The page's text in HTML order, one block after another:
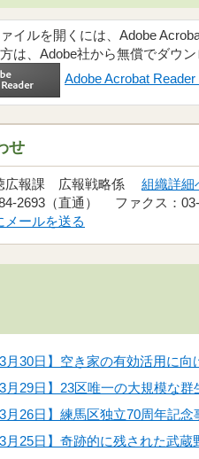
イルを開くには、Adobe
は、Adobe社から無償でダウン
Adobe Acrobat
せ
広報課 広報戦略係 組織詳細
2693（直通） ファクス：
メールを送る
3月30日】空き家の有効活用に
3月29日】23区唯一の大規模な
3月26日】練馬区独立70周年記
3月25日】奇跡的に残された武